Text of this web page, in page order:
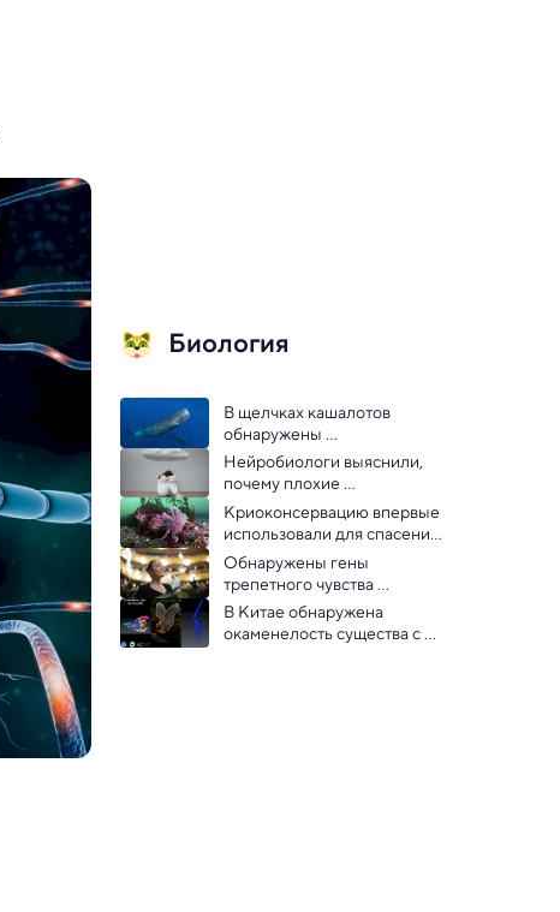
Биология
В щелчках кашалотов
обнаружены
закономерности, похожие
на речь людей
Нейробиологи выяснили,
почему плохие
воспоминания сложно
забыть
Криоконсервацию впервые
использовали для спасения
вида
Обнаружены гены
трепетного чувства
прекрасного
В Китае обнаружена
окаменелость существа с